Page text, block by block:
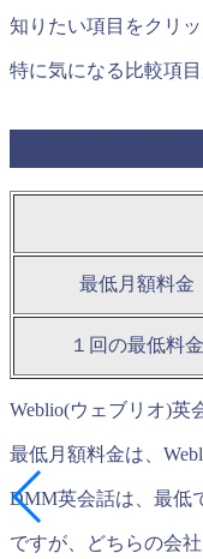
知りたい項目をクリ
特に気になる比較項
最低月額料金
１回の最低料金
Weblio(ウェブリオ)英
最低月額料金は、
DMM英会話は、最低
ですが、どちらの会